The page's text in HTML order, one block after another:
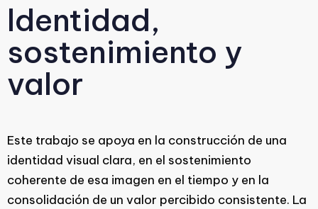
Identidad,
sostenimiento y
valor
Este trabajo se apoya en la construcción de una
identidad visual clara, en el sostenimiento
coherente de esa imagen en el tiempo y en la
consolidación de un valor percibido consistente. La